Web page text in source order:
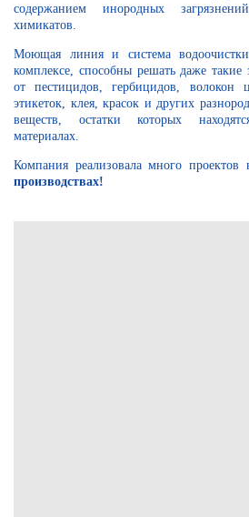
содержанием инородных
химикатов.
Моющая линия и система
комплексе, способны решать даже такие
от пестицидов, гербицидов, волокон
этикеток, клея, красок и других
веществ, остатки которых
материалах.
Компания реализовала много
производствах!